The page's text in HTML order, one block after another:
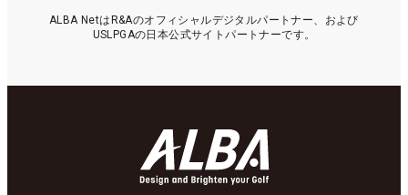
ALBA NetはR&Aのオフィシャルデジタルパートナー、および
USLPGAの日本公式サイトパートナーです。